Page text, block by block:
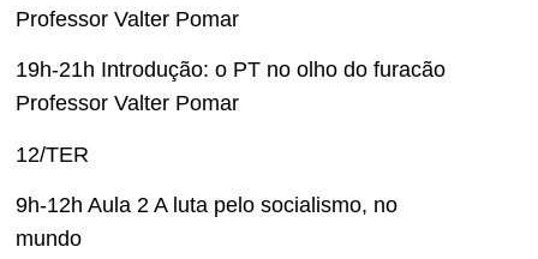
Professor Valter Pomar
19h-21h Introdução: o PT no olho do furacão
Professor Valter Pomar
12/TER
9h-12h Aula 2 A luta pelo socialismo, no
mundo